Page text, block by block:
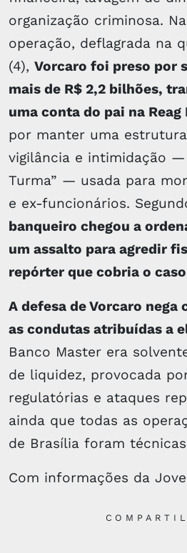
organização criminosa.
operação, deflagrada na
(4), Vorcaro foi preso por
mais de R$ 2,2 bilhões,
uma conta do pai na
por manter uma
vigilância e intimidação —
Turma” — usada para
e ex-funcionários.
banqueiro chegou a
um assalto para agredir
repórter que cobria o
A defesa de Vorcaro nega
as condutas atribuídas a
Banco Master era
de liquidez, provocada
regulatórias e ataques
ainda que todas as
de Brasília foram
Com informações da